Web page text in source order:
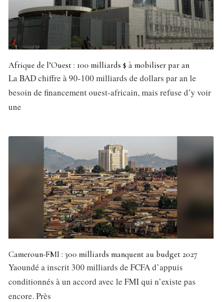
Afrique de l’Ouest : 100 milliards $ à mobiliser par an
La BAD chiffre à 90-100 milliards de dollars par an le
besoin de financement ouest-africain, mais refuse d’y voir
une
Cameroun-FMI : 300 milliards manquent au budget 2027
Yaoundé a inscrit 300 milliards de FCFA d’appuis
conditionnés à un accord avec le FMI qui n’existe pas
encore. Près